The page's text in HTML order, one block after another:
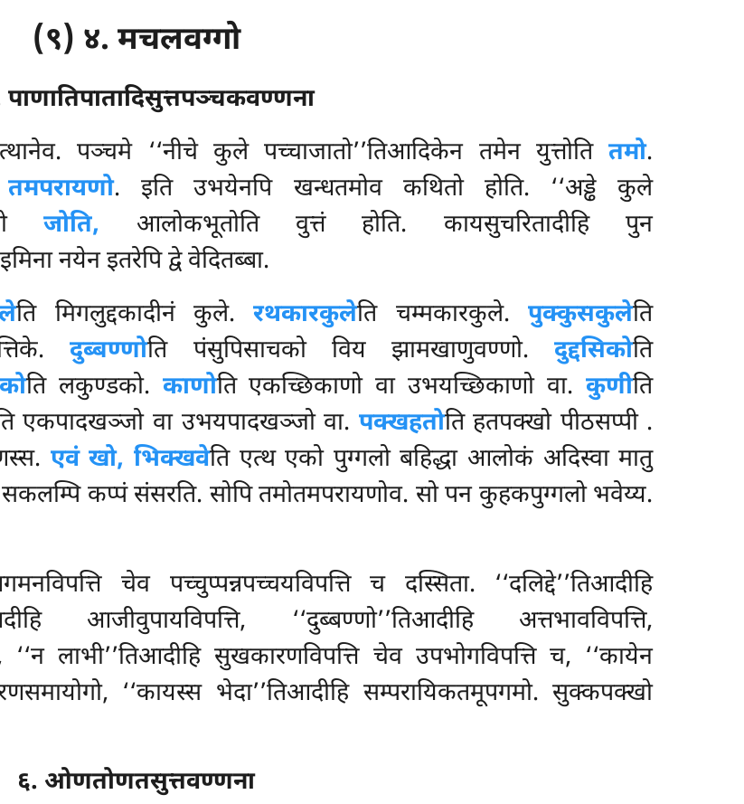
(९) ४. मचलवग्गो
पञ्चमे ‘‘नीचे कुले पच्चाजातो’’तिआदिकेन तमेन युत्तोतितमो.
तमपरायणो. इति उभयेनपि खन्धतमोव कथितो होति. ‘‘अड्ढे कुले
जोति, आलोकभूतोति वुत्तं होति. कायसुचरितादीहि पुन
नयेन इतरेपि द्वे वेदितब्बा.
ति मिगलुद्दकादीनं कुले.रथकारकुलेति चम्मकारकुले.पुक्कुसकुलेति
दुब्बण्णोति पंसुपिसाचको विय झामखाणुवण्णो.दुद्दसिकोति
ति लकुण्डको. काणोति एकच्छिकाणो वा उभयच्छिकाणो वा.कुणीति
एकपादखञ्जो वा उभयपादखञ्जो वा. पक्खहतोति हतपक्खो पीठसप्पी .
एवं खो, भिक्खवेति एत्थ एको पुग्गलो बहिद्धा आलोकं अदिस्वा मातु
सकलम्पि कप्पं संसरति. सोपि तमोतमपरायणोव. सो पन कुहकपुग्गलो भवेय्य.
चेव पच्चुप्पन्नपच्चयविपत्ति च दस्सिता. ‘‘दलिद्दे’’तिआदीहि
आजीवुपायविपत्ति, ‘‘दुब्बण्णो’’तिआदीहि अत्तभावविपत्ति,
‘‘न लाभी’’तिआदीहि सुखकारणविपत्ति चेव उपभोगविपत्ति च, ‘‘कायेन
‘‘कायस्स भेदा’’तिआदीहि सम्परायिकतमूपगमो. सुक्कपक्खो
६. ओणतोणतसुत्तवण्णना